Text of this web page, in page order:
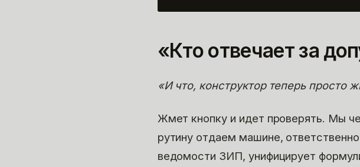
«Кто отвечает за
«И что, конструктор теперь просто
Жмет кнопку и идет проверять. Мы
рутину отдаем машине,
ведомости ЗИП, унифицирует